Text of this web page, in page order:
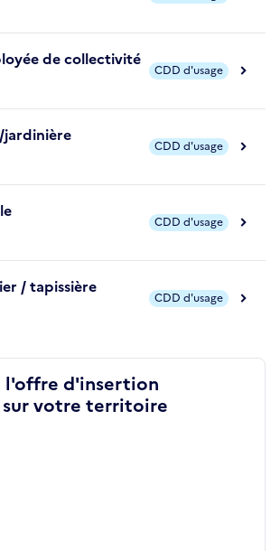
de collectivité
CDD d'usage
CDD d'usage
CDD d'usage
/ tapissière
CDD d'usage
l'offre d'insertion
votre territoire